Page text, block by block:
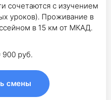
сочетаются с изучением
уроков). Проживание в
в 15 км от МКАД.
900 руб.
смены